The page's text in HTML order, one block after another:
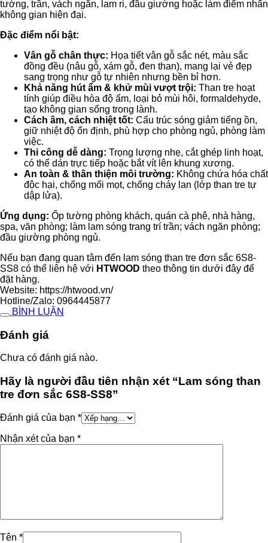
tường, trần, vách ngăn, lam ri, đầu giường hoặc làm điểm nhấn
không gian hiện đại.
Đặc điểm nổi bật:
Vân gỗ chân thực: Họa tiết vân gỗ sắc nét, màu sắc
đồng đều (nâu gỗ, xám gỗ, đen than), mang lại vẻ đẹp
sang trọng như gỗ tự nhiên nhưng bền bỉ hơn.
Khả năng hút ẩm & khử mùi vượt trội: Than tre hoạt
tính giúp điều hòa độ ẩm, loại bỏ mùi hôi, formaldehyde,
tạo không gian sống trong lành.
Cách âm, cách nhiệt tốt: Cấu trúc sóng giảm tiếng ồn,
giữ nhiệt độ ổn định, phù hợp cho phòng ngủ, phòng làm
việc.
Thi công dễ dàng: Trọng lượng nhẹ, cắt ghép linh hoạt,
có thể dán trực tiếp hoặc bắt vít lên khung xương.
An toàn & thân thiện môi trường: Không chứa hóa chất
độc hại, chống mối mọt, chống cháy lan (lớp than tre tự
dập lửa).
Ứng dụng: Ốp tường phòng khách, quán cà phê, nhà hàng,
spa, văn phòng; làm lam sóng trang trí trần; vách ngăn phòng;
đầu giường phòng ngủ.
Nếu bạn đang quan tâm đến lam sóng than tre đơn sắc 6S8-
SS8 có thể liên hệ với HTWOOD theo thông tin dưới đây để
đặt hàng.
Website: https://htwood.vn/
Hotline/Zalo: 0964445877
BÌNH LUẬN
Đánh giá
Chưa có đánh giá nào.
Hãy là người đầu tiên nhận xét “Lam sóng than
tre đơn sắc 6S8-SS8”
Đánh giá của bạn *
Nhận xét của bạn *
Tên *